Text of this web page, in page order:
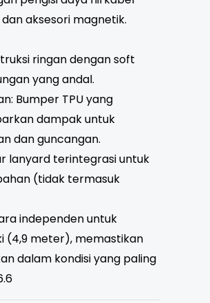
aksesori magnetik.
ringan dengan soft
yang andal.
Bumper TPU yang
dampak untuk
dan guncangan.
lanyard terintegrasi untuk
(tidak termasuk
independen untuk
(4,9 meter), memastikan
dalam kondisi yang paling